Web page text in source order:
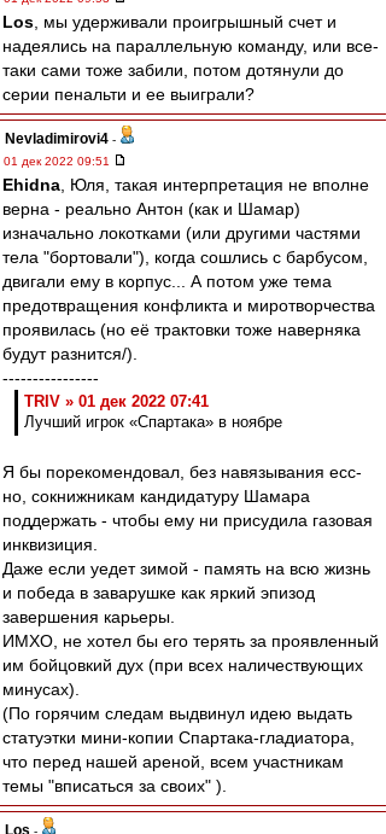
Los , мы удерживали проигрышный счет и
надеялись на параллельную команду, или все-
таки сами тоже забили, потом дотянули до
серии пенальти и ее выиграли?
Nevladimirovi4 -
01 дек 2022 09:51
Ehidna , Юля, такая интерпретация не вполне
верна - реально Антон (как и Шамар)
изначально локотками (или другими частями
тела "бортовали"), когда сошлись с барбусом,
двигали ему в корпус... А потом уже тема
предотвращения конфликта и миротворчества
проявилась (но её трактовки тоже наверняка
будут разнится/).
----------------
TRIV » 01 дек 2022 07:41
Лучший игрок «Спартака» в ноябре
Я бы порекомендовал, без навязывания есс-
но, сокнижникам кандидатуру Шамара
поддержать - чтобы ему ни присудила газовая
инквизиция.
Даже если уедет зимой - память на всю жизнь
и победа в заварушке как яркий эпизод
завершения карьеры.
ИМХО, не хотел бы его терять за проявленный
им бойцовкий дух (при всех наличествующих
минусах).
(По горячим следам выдвинул идею выдать
статуэтки мини-копии Спартака-гладиатора,
что перед нашей ареной, всем участникам
темы "вписаться за своих" ).
Los -